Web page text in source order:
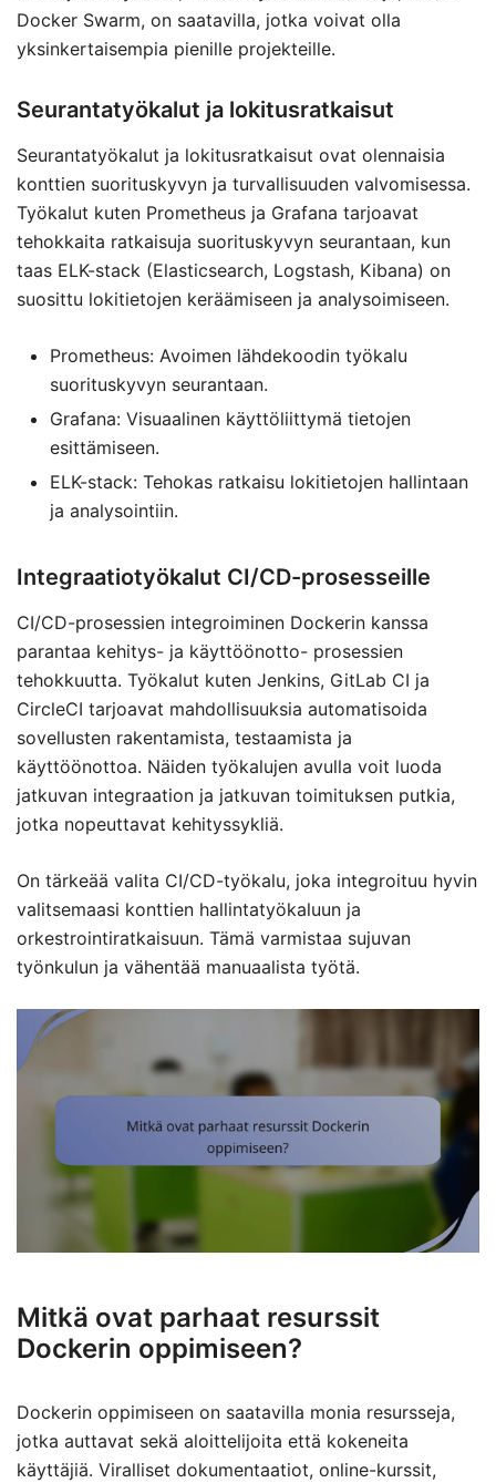
Docker Swarm, on saatavilla, jotka voivat olla
yksinkertaisempia pienille projekteille.
Seurantatyökalut ja lokitusratkaisut
Seurantatyökalut ja lokitusratkaisut ovat olennaisia
konttien suorituskyvyn ja turvallisuuden valvomisessa.
Työkalut kuten Prometheus ja Grafana tarjoavat
tehokkaita ratkaisuja suorituskyvyn seurantaan, kun
taas ELK-stack (Elasticsearch, Logstash, Kibana) on
suosittu lokitietojen keräämiseen ja analysoimiseen.
Prometheus: Avoimen lähdekoodin työkalu
suorituskyvyn seurantaan.
Grafana: Visuaalinen käyttöliittymä tietojen
esittämiseen.
ELK-stack: Tehokas ratkaisu lokitietojen hallintaan
ja analysointiin.
Integraatiotyökalut CI/CD-prosesseille
CI/CD-prosessien integroiminen Dockerin kanssa
parantaa kehitys- ja käyttöönotto- prosessien
tehokkuutta. Työkalut kuten Jenkins, GitLab CI ja
CircleCI tarjoavat mahdollisuuksia automatisoida
sovellusten rakentamista, testaamista ja
käyttöönottoa. Näiden työkalujen avulla voit luoda
jatkuvan integraation ja jatkuvan toimituksen putkia,
jotka nopeuttavat kehityssykliä.
On tärkeää valita CI/CD-työkalu, joka integroituu hyvin
valitsemaasi konttien hallintatyökaluun ja
orkestrointiratkaisuun. Tämä varmistaa sujuvan
työnkulun ja vähentää manuaalista työtä.
Mitkä ovat parhaat resurssit
Dockerin oppimiseen?
Dockerin oppimiseen on saatavilla monia resursseja,
jotka auttavat sekä aloittelijoita että kokeneita
käyttäjiä. Viralliset dokumentaatiot, online-kurssit,